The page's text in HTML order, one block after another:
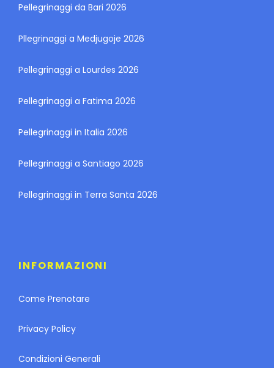
Pellegrinaggi da Bari 2026
Pllegrinaggi a Medjugoje 2026
Pellegrinaggi a Lourdes 2026
Pellegrinaggi a Fatima 2026
Pellegrinaggi in Italia 2026
Pellegrinaggi a Santiago 2026
Pellegrinaggi in Terra Santa 2026
INFORMAZIONI
Come Prenotare
Privacy Policy
Condizioni Generali